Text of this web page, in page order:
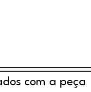
com a peça